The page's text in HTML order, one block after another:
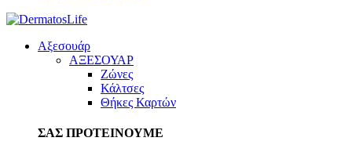
Αξεσουάρ
ΑΞΕΣΟΥΑΡ
Ζώνες
Κάλτσες
Θήκες Καρτών
ΣΑΣ ΠΡΟΤΕΙΝΟΥΜΕ